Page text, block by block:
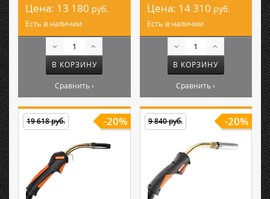
Цена: 13 180 руб.
Есть в наличии
В КОРЗИНУ
Сравнить ›
Цена: 14 310 руб.
Есть в наличии
В КОРЗИНУ
Сравнить ›
-20%
19 618 руб. -20%
9 840 руб.